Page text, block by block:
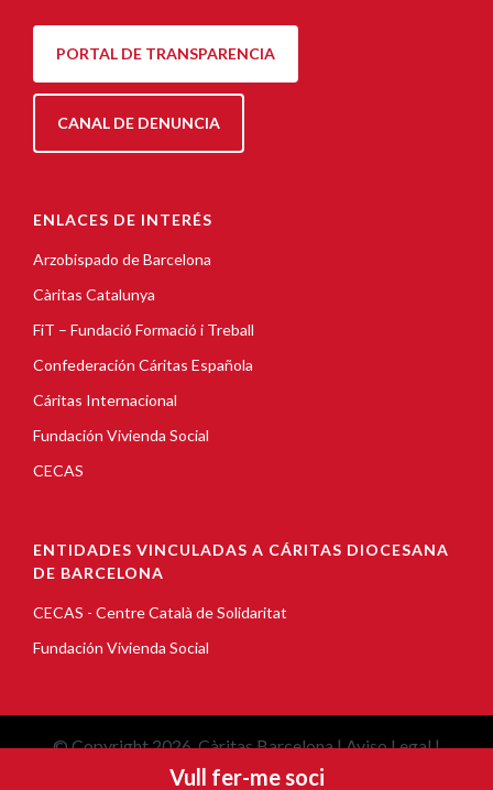
PORTAL DE TRANSPARENCIA
CANAL DE DENUNCIA
ENLACES DE INTERÉS
Arzobispado de Barcelona
Càritas Catalunya
FiT – Fundació Formació i Treball
Confederación Cáritas Española
Cáritas Internacional
Fundación Vivienda Social
CECAS
ENTIDADES VINCULADAS A CÁRITAS DIOCESANA
DE BARCELONA
CECAS - Centre Català de Solidaritat
Fundación Vivienda Social
© Copyright 2026, Càritas Barcelona |Aviso Legal|
Política de Cookies|Política de privacidad
Vull fer-me soci